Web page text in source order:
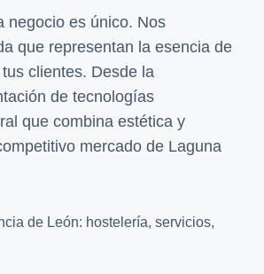
negocio es único. Nos
que representan la esencia de
clientes. Desde la
de tecnologías
que combina estética y
mercado de Laguna
de León: hostelería, servicios,